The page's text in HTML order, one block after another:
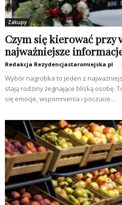
Zakupy
Czym się kierować przy
najważniejsze
Redakcja Rezydencjastaromiejska.pl -
Wybór nagrobka to jeden z
stają rodziny żegnające bliską osobę.
się emocje, wspomnienia i poczucie...